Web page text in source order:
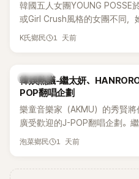
韓國五人女團YOUNG POSSE
或Girl Crush風格的女團不同，
創Rap及成員親自參與創作為
為第五代女團中極具辨識度的新
K氏鄉民 1 天前
熱議討論
韓娛熱議-繼太妍、
POP翻唱企劃
樂童音樂家（AKMU）的秀賢
廣受歡迎的J-POP翻唱企劃。
獲選為第三首翻唱歌曲的主唱
泡菜鄉民 1 天前